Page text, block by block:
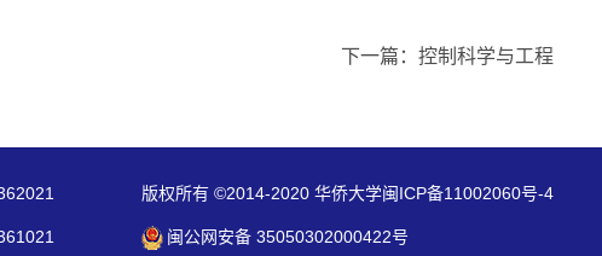
下一篇：控制科学与工程
版权所有 ©2014-2020 华侨大学闽ICP备11002060号-4
闽公网安备 35050302000422号